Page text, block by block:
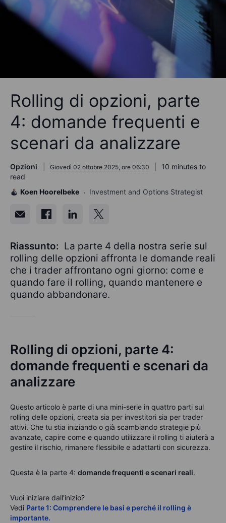
Rolling di opzioni, parte
4: domande frequenti e
scenari da analizzare
Opzioni Giovedì 02 ottobre 2025, ore 06:30
10 minutes to
read
Koen Hoorelbeke
Investment and Options Strategist
Riassunto: La parte 4 della nostra serie sul
rolling delle opzioni affronta le domande reali
che i trader affrontano ogni giorno: come e
quando fare il rolling, quando mantenere e
quando abbandonare.
Rolling di opzioni, parte 4:
domande frequenti e scenari da
analizzare
Questo articolo è parte di una mini-serie in quattro parti sul
rolling delle opzioni, creata sia per investitori sia per trader
attivi. Che tu stia iniziando o già scambiando strategie più
avanzate, capire come e quando utilizzare il rolling ti aiuterà a
gestire il rischio, rimanere flessibile e adattarti con sicurezza.
Questa è la parte 4: domande frequenti e scenari reali.
Vuoi iniziare dall'inizio?
Vedi Parte 1: Comprendere le basi e perché il rolling è
importante.